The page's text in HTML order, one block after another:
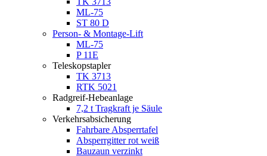
ML-75
ST 80 D
Person- & Montage-Lift
ML-75
P 11E
Teleskopstapler
TK 3713
RTK 5021
Radgreif-Hebeanlage
7,2 t Tragkraft je Säule
Verkehrsabsicherung
Fahrbare Absperrtafel
Absperrgitter rot weiß
Bauzaun verzinkt